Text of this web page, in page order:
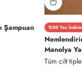
Şampuan
%20 Yaz
Manolya
Tüm cilt